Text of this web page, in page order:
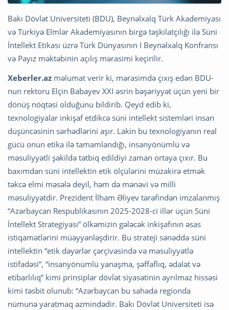
Bakı Dövlət Universiteti (BDU), Beynəlxalq Türk Akademiyası
və Türkiyə Elmlər Akademiyasının birgə təşkilatçılığı ilə Süni
İntellekt Etikası üzrə Türk Dünyasının I Beynəlxalq Konfransı
və Payız məktəbinin açılış mərasimi keçirilir.
Xeberler.az məlumat verir ki, mərasimdə çıxış edən BDU-
nun rektoru Elçin Babayev XXI əsrin bəşəriyyət üçün yeni bir
dönüş nöqtəsi olduğunu bildirib. Qeyd edib ki,
texnologiyalar inkişaf etdikcə süni intellekt sistemləri insan
düşüncəsinin sərhədlərini aşır. Lakin bu texnologiyanın real
gücü onun etika ilə tamamlandığı, insanyönümlü və
məsuliyyətli şəkildə tətbiq edildiyi zaman ortaya çıxır. Bu
baxımdan süni intellektin etik ölçülərini müzakirə etmək
təkcə elmi məsələ deyil, həm də mənəvi və milli
məsuliyyətdir. Prezident İlham Əliyev tərəfindən imzalanmış
“Azərbaycan Respublikasının 2025-2028-ci illər üçün Süni
İntellekt Strategiyası” ölkəmizin gələcək inkişafının əsas
istiqamətlərini müəyyənləşdirir. Bu strateji sənəddə süni
intellektin “etik dəyərlər çərçivəsində və məsuliyyətlə
istifadəsi”, “insanyönümlü yanaşma, şəffaflıq, ədalət və
etibarlılıq” kimi prinsiplər dövlət siyasətinin ayrılmaz hissəsi
kimi təsbit olunub: “Azərbaycan bu sahədə regionda
nümunə yaratmaq əzmindədir. Bakı Dövlət Universiteti isə